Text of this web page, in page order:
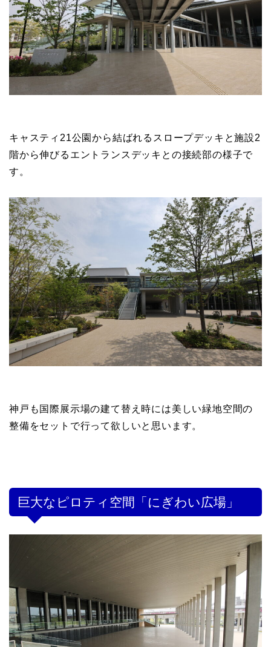
キャスティ21公園から結ばれるスロープデッキと施設2
階から伸びるエントランスデッキとの接続部の様子で
す。
神戸も国際展示場の建て替え時には美しい緑地空間の
整備をセットで行って欲しいと思います。
巨大なピロティ空間「にぎわい広場」